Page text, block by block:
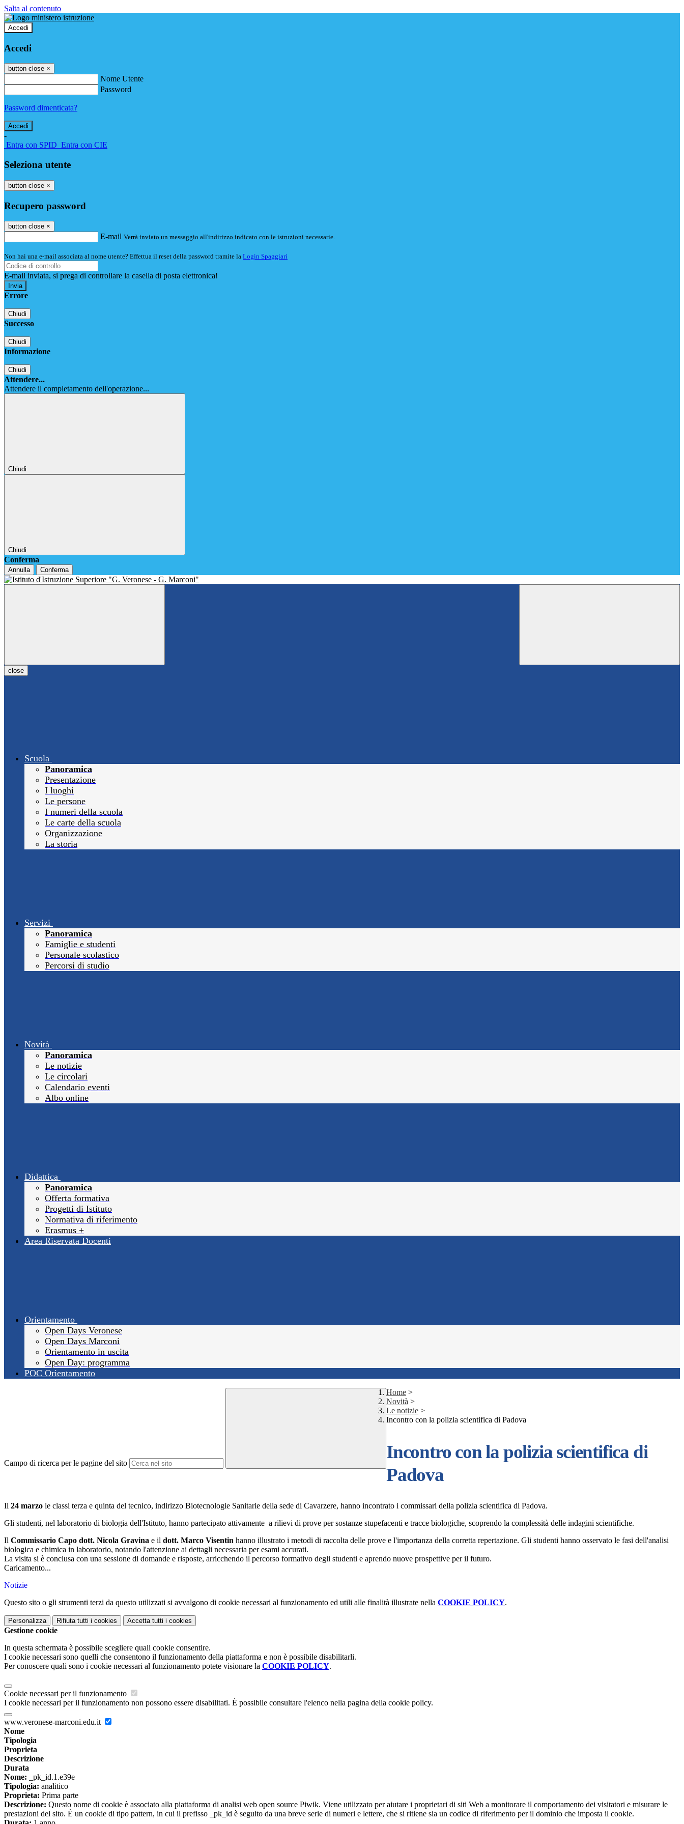
Salta al contenuto
Accedi
Accedi
button close ×
Nome Utente
Password
Password dimenticata?
-
Entra con SPID Entra con CIE
Seleziona utente
button close ×
Recupero password
button close ×
E-mail Verrà inviato un messaggio all'indirizzo indicato con le istruzioni necessarie.
Non hai una e-mail associata al nome utente? Effettua il reset della password tramite la Login Spaggiari
E-mail inviata, si prega di controllare la casella di posta elettronica!
Errore
Chiudi
Successo
Chiudi
Informazione
Chiudi
Attendere...
Attendere il completamento dell'operazione...
Chiudi
Chiudi
Conferma
Annulla Conferma
close
Scuola
Panoramica
Presentazione
I luoghi
Le persone
I numeri della scuola
Le carte della scuola
Organizzazione
La storia
Servizi
Panoramica
Famiglie e studenti
Personale scolastico
Percorsi di studio
Novità
Panoramica
Le notizie
Le circolari
Calendario eventi
Albo online
Didattica
Panoramica
Offerta formativa
Progetti di Istituto
Normativa di riferimento
Erasmus +
Area Riservata Docenti
Orientamento
Open Days Veronese
Open Days Marconi
Orientamento in uscita
Open Day: programma
POC Orientamento
Campo di ricerca per le pagine del sito
Home >
Novità >
Le notizie >
Incontro con la polizia scientifica di Padova
Incontro con la polizia scientifica di
Padova
Il 24 marzo le classi terza e quinta del tecnico, indirizzo Biotecnologie Sanitarie della sede di Cavarzere, hanno incontrato i commissari della polizia scientifica di Padova.
Gli studenti, nel laboratorio di biologia dell'Istituto, hanno partecipato attivamente a rilievi di prove per sostanze stupefacenti e tracce biologiche, scoprendo la complessità delle indagini scientifiche.
Il Commissario Capo dott. Nicola Gravina e il dott. Marco Visentin hanno illustrato i metodi di raccolta delle prove e l'importanza della corretta repertazione. Gli studenti hanno osservato le fasi dell'analisi
biologica e chimica in laboratorio, notando l'attenzione ai dettagli necessaria per esami accurati.
La visita si è conclusa con una sessione di domande e risposte, arricchendo il percorso formativo degli studenti e aprendo nuove prospettive per il futuro.
Caricamento...
Notizie
Questo sito o gli strumenti terzi da questo utilizzati si avvalgono di cookie necessari al funzionamento ed utili alle finalità illustrate nella COOKIE POLICY.
Personalizza Rifiuta tutti i cookies Accetta tutti i cookies
Gestione cookie
In questa schermata è possibile scegliere quali cookie consentire.
I cookie necessari sono quelli che consentono il funzionamento della piattaforma e non è possibile disabilitarli.
Per conoscere quali sono i cookie necessari al funzionamento potete visionare la COOKIE POLICY.
Cookie necessari per il funzionamento
I cookie necessari per il funzionamento non possono essere disabilitati. È possibile consultare l'elenco nella pagina della cookie policy.
www.veronese-marconi.edu.it
Nome
Tipologia
Proprieta
Descrizione
Durata
Nome: _pk_id.1.e39e
Tipologia: analitico
Proprieta: Prima parte
Descrizione: Questo nome di cookie è associato alla piattaforma di analisi web open source Piwik. Viene utilizzato per aiutare i proprietari di siti Web a monitorare il comportamento dei visitatori e misurare le
prestazioni del sito. È un cookie di tipo pattern, in cui il prefisso _pk_id è seguito da una breve serie di numeri e lettere, che si ritiene sia un codice di riferimento per il dominio che imposta il cookie.